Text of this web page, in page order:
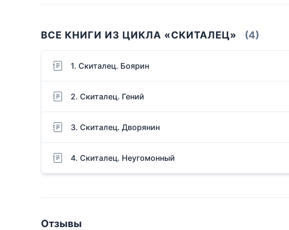
ВСЕ КНИГИ ИЗ ЦИКЛА «СКИТАЛЕЦ» (4)
1. Скиталец. Боярин
2. Скиталец. Гений
3. Скиталец. Дворянин
4. Скиталец. Неугомонный
Отзывы